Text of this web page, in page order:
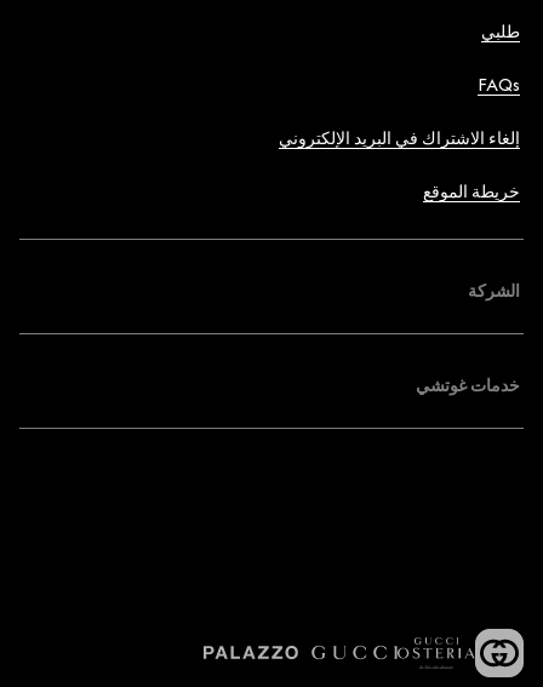
طلبي
FAQs
إلغاء الاشتراك في البريد الإلكتروني
خريطة الموقع
الشركة
خدمات غوتشي